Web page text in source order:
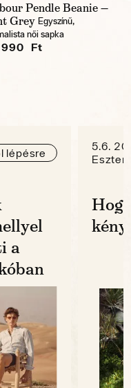
Pendle Beanie —
Grey Egyszínű,
női sapka
Ft
lépésre
a
5.6.
Eszter